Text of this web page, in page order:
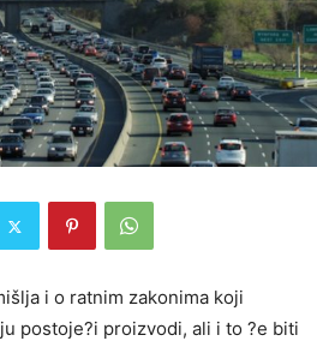
i o ratnim zakonima koji
postoje?i proizvodi, ali i to ?e biti